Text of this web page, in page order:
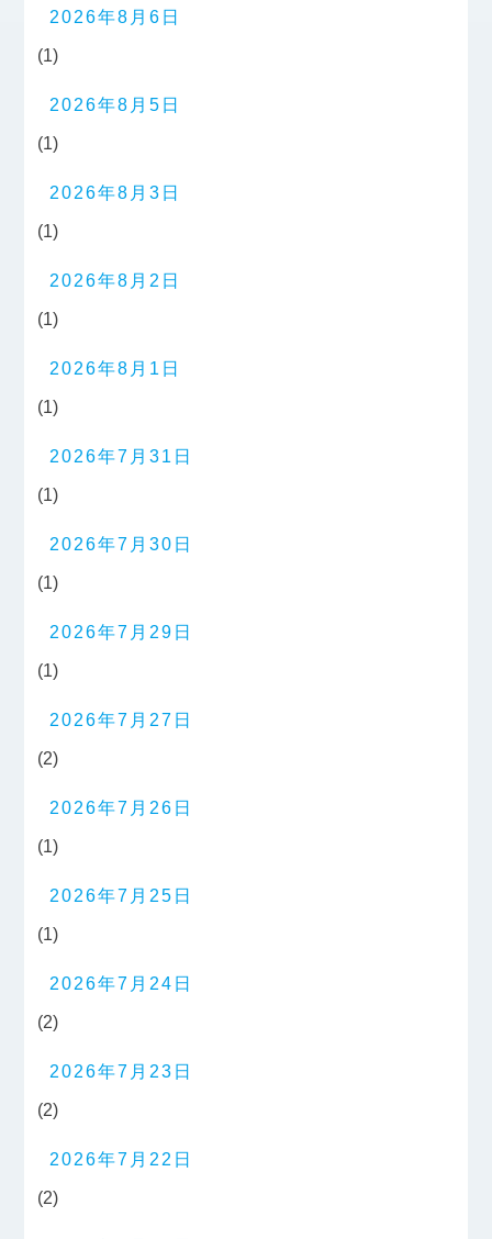
2026年8月6日
(1)
2026年8月5日
(1)
2026年8月3日
(1)
2026年8月2日
(1)
2026年8月1日
(1)
2026年7月31日
(1)
2026年7月30日
(1)
2026年7月29日
(1)
2026年7月27日
(2)
2026年7月26日
(1)
2026年7月25日
(1)
2026年7月24日
(2)
2026年7月23日
(2)
2026年7月22日
(2)